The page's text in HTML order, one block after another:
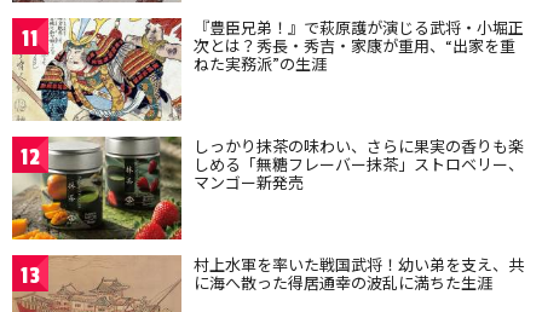
11 『豊臣兄弟！』で萩原護が演じる武将・小堀正
次とは？秀長・秀吉・家康が重用、“出家を重
ねた実務派”の生涯
12 しっかり抹茶の味わい、さらに果実の香りも楽
しめる「無糖フレーバー抹茶」ストロベリー、
マンゴー新発売
13 村上水軍を率いた戦国武将！幼い弟を支え、共
に海へ散った得居通幸の波乱に満ちた生涯